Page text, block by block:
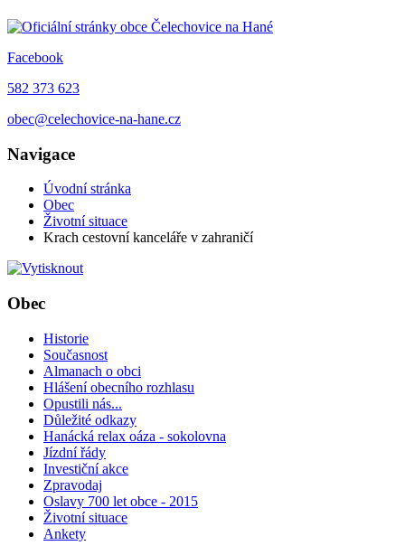
Facebook
582 373 623
obec@celechovice-na-hane.cz
Navigace
Úvodní stránka
Obec
Životní situace
Krach cestovní kanceláře v zahraničí
Obec
Historie
Současnost
Almanach o obci
Hlášení obecního rozhlasu
Opustili nás...
Důležité odkazy
Hanácká relax oáza - sokolovna
Jízdní řády
Investiční akce
Zpravodaj
Oslavy 700 let obce - 2015
Životní situace
Ankety